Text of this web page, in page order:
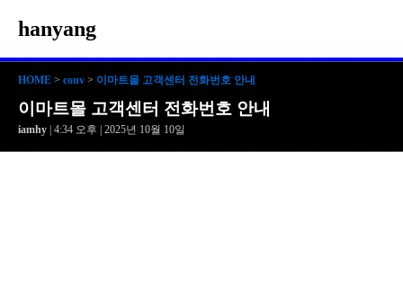
hanyang
HOME > conv > 이마트몰 고객센터 전화번호 안내
이마트몰 고객센터 전화번호 안내
iamhy | 4:34 오후 | 2025년 10월 10일